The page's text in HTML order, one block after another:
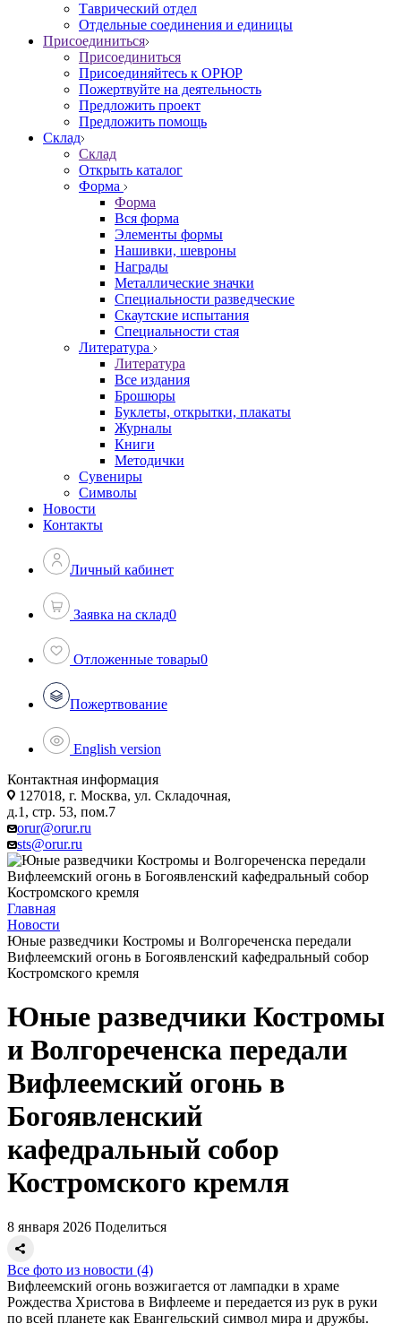
Таврический отдел
Отдельные соединения и единицы
Присоединиться
Присоединиться
Присоединяйтесь к ОРЮР
Пожертвуйте на деятельность
Предложить проект
Предложить помощь
Склад
Склад
Открыть каталог
Форма
Форма
Вся форма
Элементы формы
Нашивки, шевроны
Награды
Металлические значки
Специальности разведческие
Скаутские испытания
Специальности стая
Литература
Литература
Все издания
Брошюры
Буклеты, открытки, плакаты
Журналы
Книги
Методички
Сувениры
Символы
Новости
Контакты
Личный кабинет
Заявка на склад0
Отложенные товары0
Пожертвование
English version
Контактная информация
127018, г. Москва, ул. Складочная,
д.1, стр. 53, пом.7
orur@orur.ru
sts@orur.ru
Главная
Новости
Юные разведчики Костромы и Волгореченска передали
Вифлеемский огонь в Богоявленский кафедральный собор
Костромского кремля
Юные разведчики Костромы
и Волгореченска передали
Вифлеемский огонь в
Богоявленский
кафедральный собор
Костромского кремля
8 января 2026 Поделиться
Все фото из новости (4)
Вифлеемский огонь возжигается от лампадки в храме
Рождества Христова в Вифлееме и передается из рук в руки
по всей планете как Евангельский символ мира и дружбы.